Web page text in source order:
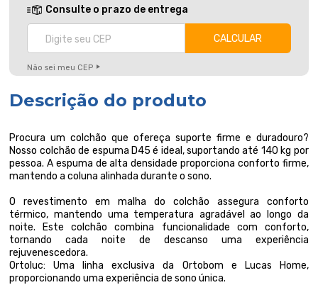
Consulte o prazo de entrega
Não sei meu CEP
Descrição do produto
Procura um colchão que ofereça suporte firme e duradouro?
Nosso colchão de espuma D45 é ideal, suportando até 140 kg por
pessoa. A espuma de alta densidade proporciona conforto firme,
mantendo a coluna alinhada durante o sono.
O revestimento em malha do colchão assegura conforto
térmico, mantendo uma temperatura agradável ao longo da
noite. Este colchão combina funcionalidade com conforto,
tornando cada noite de descanso uma experiência
rejuvenescedora.
Ortoluc: Uma linha exclusiva da Ortobom e Lucas Home,
proporcionando uma experiência de sono única.